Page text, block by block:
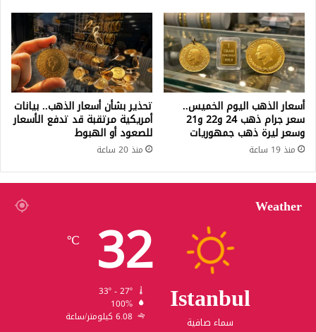
أسعار الذهب اليوم الخميس..
سعر جرام ذهب 24 و22 و21
وسعر ليرة ذهب جمهوريات
منذ 19 ساعة
تحذير بشأن أسعار الذهب.. بيانات
أمريكية مرتقبة قد تدفع الأسعار
للصعود أو الهبوط
منذ 20 ساعة
Weather
Istanbul
سماء صافية
32
℃
100%
6.08 كيلومتر/ساعة